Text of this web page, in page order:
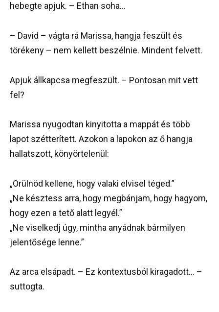
hebegte apjuk. – Ethan soha…
– David – vágta rá Marissa, hangja feszült és
törékeny – nem kellett beszélnie. Mindent felvett.
Apjuk állkapcsa megfeszült. – Pontosan mit vett
fel?
Marissa nyugodtan kinyitotta a mappát és több
lapot szétterített. Azokon a lapokon az ő hangja
hallatszott, könyörtelenül:
„Örülnöd kellene, hogy valaki elvisel téged.”
„Ne késztess arra, hogy megbánjam, hogy hagyom,
hogy ezen a tető alatt legyél.”
„Ne viselkedj úgy, mintha anyádnak bármilyen
jelentősége lenne.”
Az arca elsápadt. – Ez kontextusból kiragadott… –
suttogta.